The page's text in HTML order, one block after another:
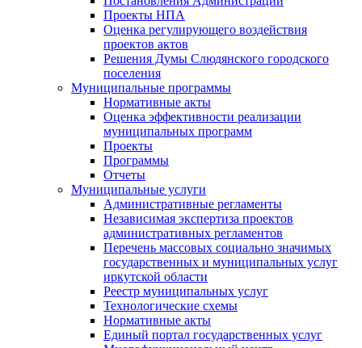
Проекты НПА
Оценка регулирующего воздействия
проектов актов
Решения Думы Слюдянского городского
поселения
Муниципальные программы
Нормативные акты
Оценка эффективности реализации
муниципальных программ
Проекты
Программы
Отчеты
Муниципальные услуги
Административные регламенты
Независимая экспертиза проектов
административных регламентов
Перечень массовых социально значимых
государственных и муниципальных услуг
иркутской области
Реестр муниципальных услуг
Технологические схемы
Нормативные акты
Единый портал государственных услуг